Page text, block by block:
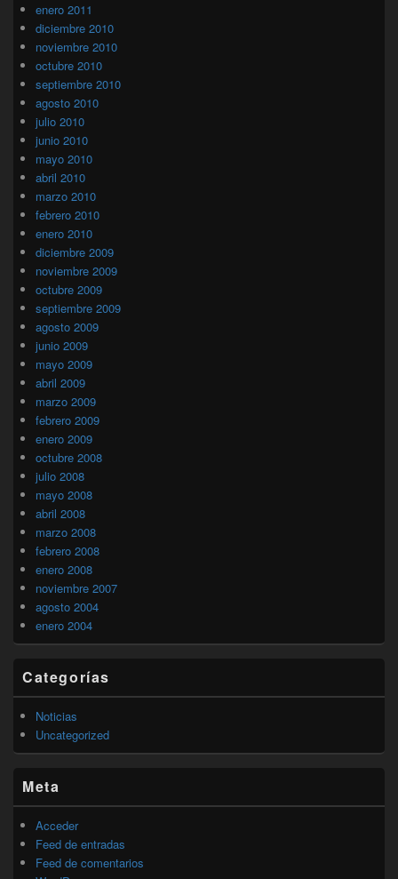
enero 2011
diciembre 2010
noviembre 2010
octubre 2010
septiembre 2010
agosto 2010
julio 2010
junio 2010
mayo 2010
abril 2010
marzo 2010
febrero 2010
enero 2010
diciembre 2009
noviembre 2009
octubre 2009
septiembre 2009
agosto 2009
junio 2009
mayo 2009
abril 2009
marzo 2009
febrero 2009
enero 2009
octubre 2008
julio 2008
mayo 2008
abril 2008
marzo 2008
febrero 2008
enero 2008
noviembre 2007
agosto 2004
enero 2004
Categorías
Noticias
Uncategorized
Meta
Acceder
Feed de entradas
Feed de comentarios